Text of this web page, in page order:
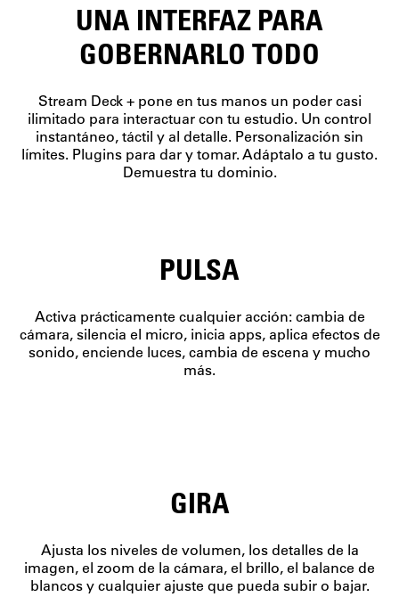
UNA INTERFAZ PARA
GOBERNARLO TODO
Stream Deck + pone en tus manos un poder casi
ilimitado para interactuar con tu estudio. Un control
instantáneo, táctil y al detalle. Personalización sin
límites. Plugins para dar y tomar. Adáptalo a tu gusto.
Demuestra tu dominio.
PULSA
Activa prácticamente cualquier acción: cambia de
cámara, silencia el micro, inicia apps, aplica efectos de
sonido, enciende luces, cambia de escena y mucho
más.
GIRA
Ajusta los niveles de volumen, los detalles de la
imagen, el zoom de la cámara, el brillo, el balance de
blancos y cualquier ajuste que pueda subir o bajar.